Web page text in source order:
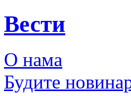
Вести
О нама
Будите